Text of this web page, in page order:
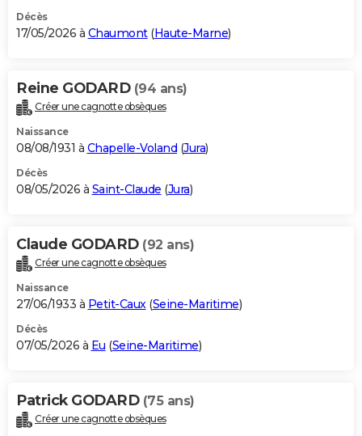
Décès
17/05/2026 à Chaumont(Haute-Marne)
Reine GODARD (94 ans)
Créer une cagnotte obsèques
Naissance
08/08/1931 à Chapelle-Voland (Jura)
Décès
08/05/2026 à Saint-Claude (Jura)
Claude GODARD (92 ans)
Créer une cagnotte obsèques
Naissance
27/06/1933 à Petit-Caux(Seine-Maritime)
Décès
07/05/2026 à Eu (Seine-Maritime)
Patrick GODARD (75 ans)
Créer une cagnotte obsèques